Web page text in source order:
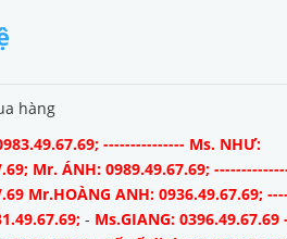
hàng
--------------- Ms. NHƯ:
Mr. ÁNH: 0989.49.67.69;
Mr.HOÀNG ANH: 0936.49.67.69;
- Ms.GIANG: 0396.49.67.69